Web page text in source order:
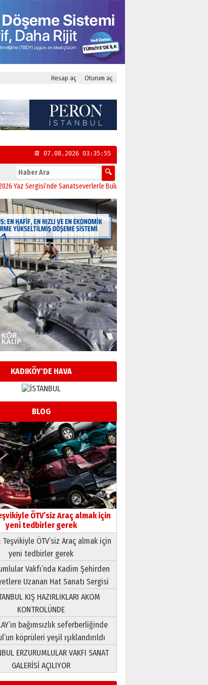
Hesap aç Oturum aç
📆 07.08.2026 03:35:55
Sergisi’nde Sanatseverlerle Buluştu 11:21
KADIKÖY'DE HAVA
BLOG
ÖTV’siz Araç almak için
yeni tedbirler gerek
ÖTV’siz Araç almak için
yeni tedbirler gerek
Vakfı’nda Kadim Şehirden
Uzanan Hat Sanatı Sergisi
KIŞ HAZIRLIKLARI AKOM
KONTROLÜNDE
bağımsızlık seferberliğinde
köprüleri yeşil ışıklandırıldı
ERZURUMLULAR VAKFI SANAT
GALERİSİ AÇILIYOR
Neşat YALÇIN
Paranın Aile Kültüründeki Yeri
03 Ağustos 2026 Pazartesi
Yıldırım Gündoğdu
HAVVA’NIN ÜÇ KIZI
09 Temmuz 2026 Perşembe
Yusuf POLAT
Şampiyonluk Sebahattin
Şirin’e yazar